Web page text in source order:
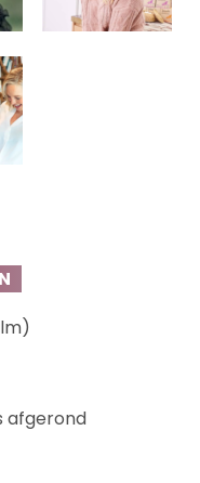
afgerond